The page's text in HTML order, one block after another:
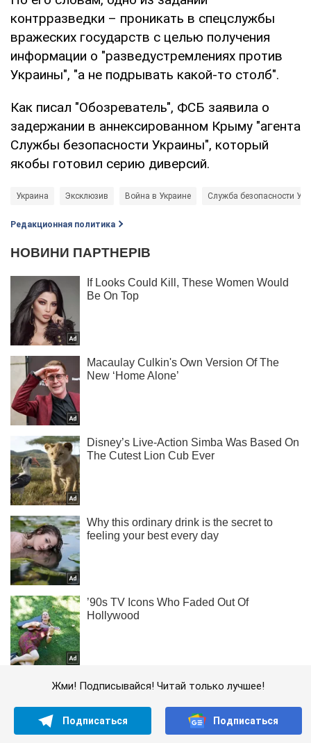
контрразведки – проникать в спецслужбы
вражеских государств с целью получения
информации о "разведустремлениях против
Украины", "а не подрывать какой-то столб".
Как писал "Обозреватель", ФСБ заявила о
задержании в аннексированном Крыму "агента
Службы безопасности Украины", который
якобы готовил серию диверсий.
Украина Эксклюзив Война в Украине Служба безопасности
Редакционная политика
Жми! Подписывайся! Читай только лучшее!
Подписаться Подписаться